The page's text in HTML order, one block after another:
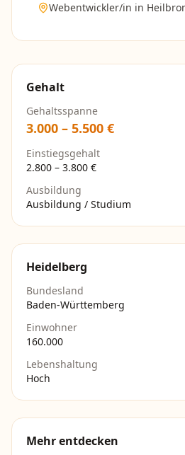
Webentwickler/in in
Gehalt
Gehaltsspanne
3.000 – 5.500 €
Einstiegsgehalt
2.800 – 3.800 €
Ausbildung
Ausbildung / Studium
Heidelberg
Bundesland
Baden-Württemberg
Einwohner
160.000
Lebenshaltung
Hoch
Mehr entdecken